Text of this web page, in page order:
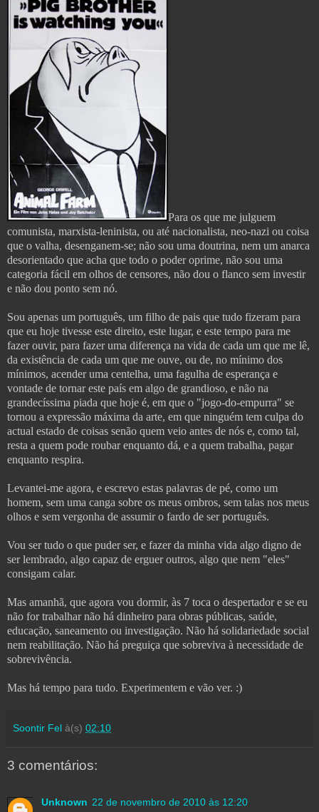
Para os que me julguem
comunista, marxista-leninista, ou até nacionalista, neo-nazi ou coisa
que o valha, desenganem-se; não sou uma doutrina, nem um anarca
desorientado que acha que todo o poder oprime, não sou uma
categoria fácil em olhos de censores, não dou o flanco sem investir
e não dou ponto sem nó.
Sou apenas um português, um filho de pais que tudo fizeram para
que eu hoje tivesse este direito, este lugar, e este tempo para me
fazer ouvir, para fazer uma diferença na vida de cada um que me lê,
da existência de cada um que me ouve, ou de, no mínimo dos
mínimos, acender uma centelha, uma fagulha de esperança e
vontade de tornar este país em algo de grandioso, e não na
grandecíssima piada que hoje é, em que o "jogo-do-empurra" se
tornou a expressão máxima da arte, em que ninguém tem culpa do
actual estado de coisas senão quem veio antes de nós e, como tal,
resta a quem pode roubar enquanto dá, e a quem trabalha, pagar
enquanto respira.
Levantei-me agora, e escrevo estas palavras de pé, como um
homem, sem uma canga sobre os meus ombros, sem talas nos meus
olhos e sem vergonha de assumir o fardo de ser português.
Vou ser tudo o que puder ser, e fazer da minha vida algo digno de
ser lembrado, algo capaz de erguer outros, algo que nem "eles"
consigam calar.
Mas amanhã, que agora vou dormir, às 7 toca o despertador e se eu
não for trabalhar não há dinheiro para obras públicas, saúde,
educação, saneamento ou investigação. Não há solidariedade social
nem reabilitação. Não há preguiça que sobreviva à necessidade de
sobrevivência.
Mas há tempo para tudo. Experimentem e vão ver. :)
Soontir Fel à(s) 02:10
3 comentários:
Unknown 22 de novembro de 2010 às 12:20